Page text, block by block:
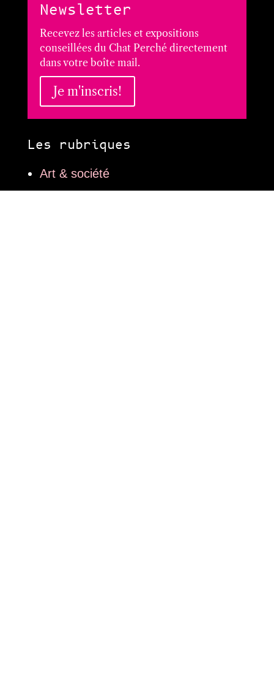
Newsletter
Recevez les articles et expositions
conseillées du Chat Perché directement
dans votre boîte mail.
Je m'inscris!
Les rubriques
Art & société